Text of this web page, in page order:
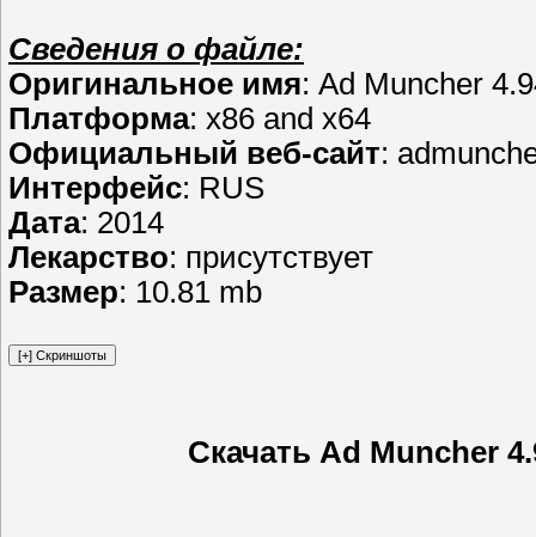
Сведения о файле:
Оригинальное имя: Ad Muncher
Платформа: x86 and x64
Официальный веб-сайт:
Интерфейс: RUS
Дата: 2014
Лекарство: присутствует
Размер: 10.81 mb
Скачать Ad Muncher